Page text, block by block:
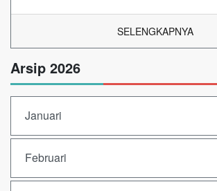
SELENGKAPNYA
Arsip 2026
Januari
Februari